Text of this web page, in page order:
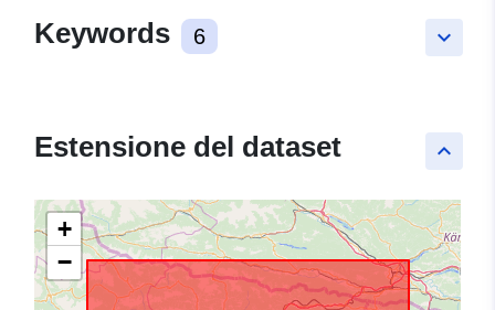
keyboard_arrow_down
Keywords 6
keyboard_arrow_up
Estensione del dataset
+
−